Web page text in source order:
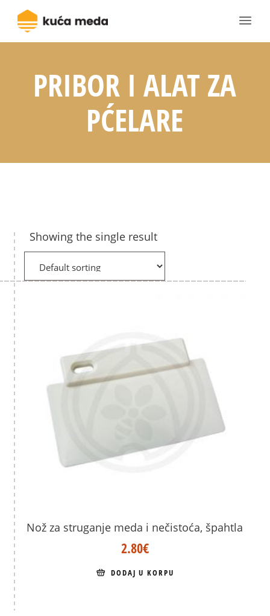
PRIBOR I ALAT ZA
PĆELARE
Showing the single result
Nož za struganje meda i nečistoća, špahtla
2.80€
DODAJ U KORPU